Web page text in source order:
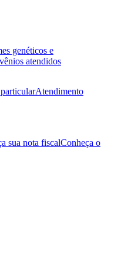
genéticos e
atendidos
Atendimento
sua nota fiscalConheça o